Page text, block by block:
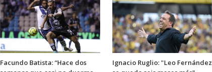
Facundo Batista: “Hace dos
Ignacio Ruglio: "Leo Fernández